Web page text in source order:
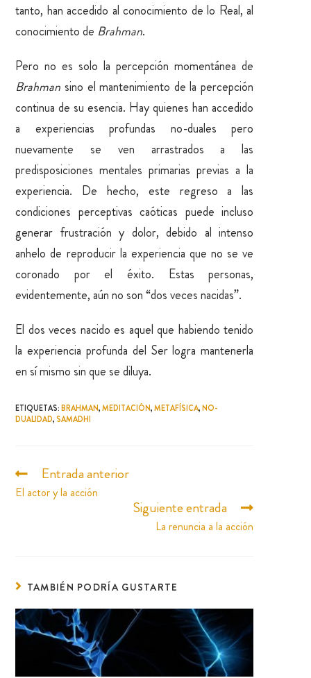
tanto, han accedido al conocimiento de lo Real, al
conocimiento de Brahman.
Pero no es solo la percepción momentánea de
Brahman sino el mantenimiento de la percepción
continua de su esencia. Hay quienes han accedido
a experiencias profundas no-duales pero
nuevamente se ven arrastrados a las
predisposiciones mentales primarias previas a la
experiencia. De hecho, este regreso a las
condiciones perceptivas caóticas puede incluso
generar frustración y dolor, debido al intenso
anhelo de reproducir la experiencia que no se ve
coronado por el éxito. Estas personas,
evidentemente, aún no son “dos veces nacidas”.
El dos veces nacido es aquel que habiendo tenido
la experiencia profunda del Ser logra mantenerla
en sí mismo sin que se diluya.
ETIQUETAS:BRAHMAN, MEDITACIÓN, METAFÍSICA, NO-
DUALIDAD, SAMADHI
Entrada anterior
El actor y la acción
Siguiente entrada
La renuncia a la acción
TAMBIÉN PODRÍA GUSTARTE